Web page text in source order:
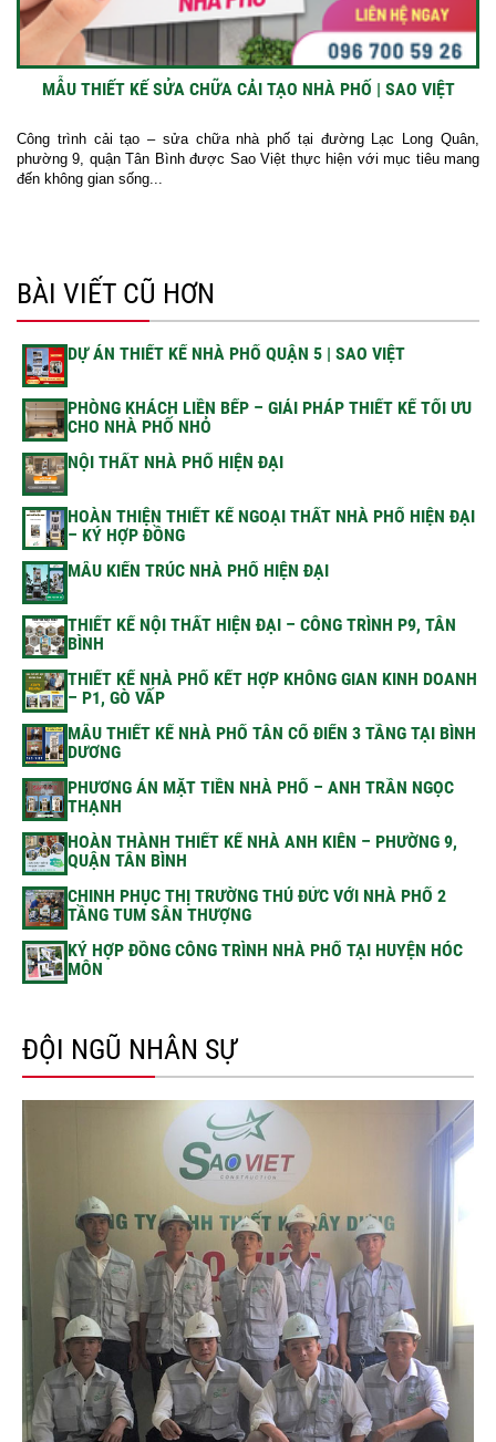
MẪU THIẾT KẾ SỬA CHỮA CẢI TẠO NHÀ PHỐ | SAO VIỆT
Công trình cải tạo – sửa chữa nhà phố tại đường Lạc Long Quân,
phường 9, quận Tân Bình được Sao Việt thực hiện với mục tiêu mang
đến không gian sống...
BÀI VIẾT CŨ HƠN
DỰ ÁN THIẾT KẾ NHÀ PHỐ QUẬN 5 | SAO VIỆT
PHÒNG KHÁCH LIỀN BẾP – GIẢI PHÁP THIẾT KẾ TỐI ƯU
CHO NHÀ PHỐ NHỎ
NỘI THẤT NHÀ PHỐ HIỆN ĐẠI
HOÀN THIỆN THIẾT KẾ NGOẠI THẤT NHÀ PHỐ HIỆN ĐẠI
– KÝ HỢP ĐỒNG
MẪU KIẾN TRÚC NHÀ PHỐ HIỆN ĐẠI
THIẾT KẾ NỘI THẤT HIỆN ĐẠI – CÔNG TRÌNH P9, TÂN
BÌNH
THIẾT KẾ NHÀ PHỐ KẾT HỢP KHÔNG GIAN KINH DOANH
– P1, GÒ VẤP
MẪU THIẾT KẾ NHÀ PHỐ TÂN CỔ ĐIỂN 3 TẦNG TẠI BÌNH
DƯƠNG
PHƯƠNG ÁN MẶT TIỀN NHÀ PHỐ – ANH TRẦN NGỌC
THẠNH
HOÀN THÀNH THIẾT KẾ NHÀ ANH KIÊN – PHƯỜNG 9,
QUẬN TÂN BÌNH
CHINH PHỤC THỊ TRƯỜNG THỦ ĐỨC VỚI NHÀ PHỐ 2
TẦNG TUM SÂN THƯỢNG
KÝ HỢP ĐỒNG CÔNG TRÌNH NHÀ PHỐ TẠI HUYỆN HÓC
MÔN
ĐỘI NGŨ NHÂN SỰ